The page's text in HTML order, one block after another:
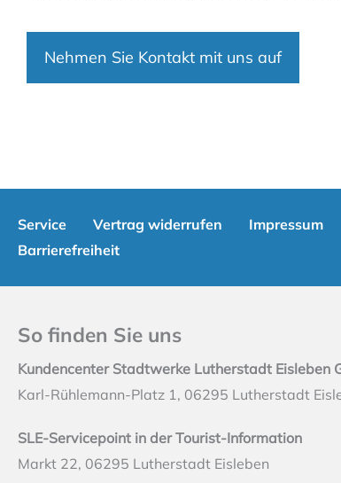
Nehmen Sie Kontakt mit uns auf
Service Vertrag widerrufen Impressum
Barrierefreiheit
So finden Sie uns
Kundencenter Stadtwerke Lutherstadt Eisleben
Karl-Rühlemann-Platz 1, 06295 Lutherstadt
SLE-Servicepoint in der Tourist-Information
Markt 22, 06295 Lutherstadt Eisleben